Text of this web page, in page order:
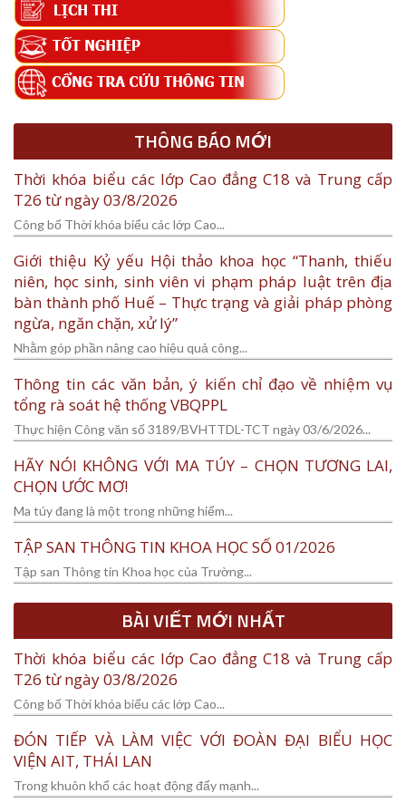
THÔNG BÁO MỚI
Thời khóa biểu các lớp Cao đẳng C18 và Trung cấp
T26 từ ngày 03/8/2026
Công bố Thời khóa biểu các lớp Cao...
Giới thiệu Kỷ yếu Hội thảo khoa học “Thanh, thiếu
niên, học sinh, sinh viên vi phạm pháp luật trên địa
bàn thành phố Huế – Thực trạng và giải pháp phòng
ngừa, ngăn chặn, xử lý”
Nhằm góp phần nâng cao hiệu quả công...
Thông tin các văn bản, ý kiến chỉ đạo về nhiệm vụ
tổng rà soát hệ thống VBQPPL
Thực hiện Công văn số 3189/BVHTTDL-TCT ngày 03/6/2026...
HÃY NÓI KHÔNG VỚI MA TÚY – CHỌN TƯƠNG LAI,
CHỌN ƯỚC MƠ!
Ma túy đang là một trong những hiểm...
TẬP SAN THÔNG TIN KHOA HỌC SỐ 01/2026
Tập san Thông tin Khoa học của Trường...
BÀI VIẾT MỚI NHẤT
Thời khóa biểu các lớp Cao đẳng C18 và Trung cấp
T26 từ ngày 03/8/2026
Công bố Thời khóa biểu các lớp Cao...
ĐÓN TIẾP VÀ LÀM VIỆC VỚI ĐOÀN ĐẠI BIỂU HỌC
VIỆN AIT, THÁI LAN
Trong khuôn khổ các hoạt động đẩy mạnh...